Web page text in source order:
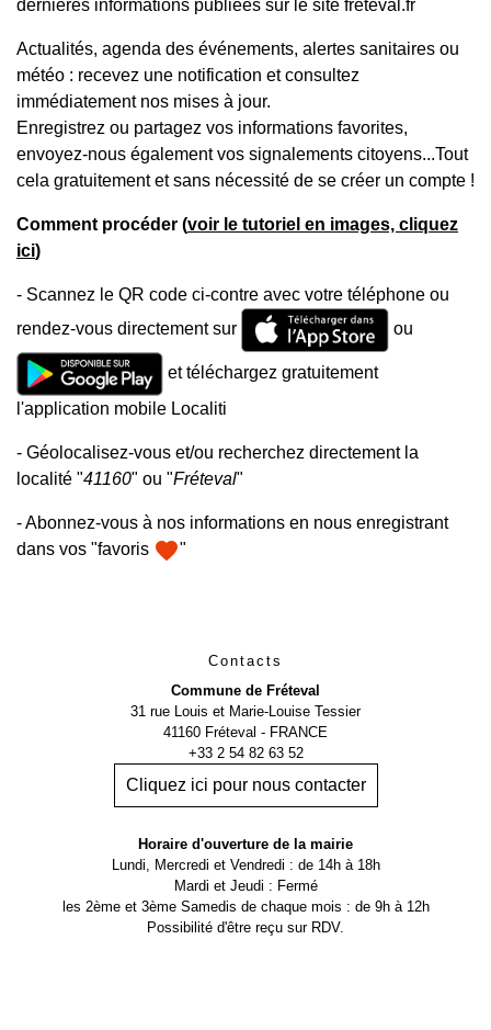
dernières informations publiées sur le site freteval.fr
Actualités, agenda des événements, alertes sanitaires ou
météo : recevez une notification et consultez
immédiatement nos mises à jour.
Enregistrez ou partagez vos informations favorites,
envoyez-nous également vos signalements citoyens...Tout
cela gratuitement et sans nécessité de se créer un compte !
Comment procéder (voir le tutoriel en images, cliquez
ici)
- Scannez le QR code ci-contre avec votre téléphone ou
rendez-vous directement sur
ou
et téléchargez gratuitement
l'application mobile Localiti
- Géolocalisez-vous et/ou recherchez directement la
localité "41160" ou "Fréteval"
- Abonnez-vous à nos informations en nous enregistrant
dans vos "favoris favorite"
Contacts
Commune de Fréteval
31 rue Louis et Marie-Louise Tessier
41160 Fréteval - FRANCE
+33 2 54 82 63 52
Cliquez ici pour nous contacter
Horaire d'ouverture de la mairie
Lundi, Mercredi et Vendredi : de 14h à 18h
Mardi et Jeudi : Fermé
les 2ème et 3ème Samedis de chaque mois : de 9h à 12h
Possibilité d'être reçu sur RDV.